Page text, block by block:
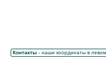
Контакты - наши координаты в